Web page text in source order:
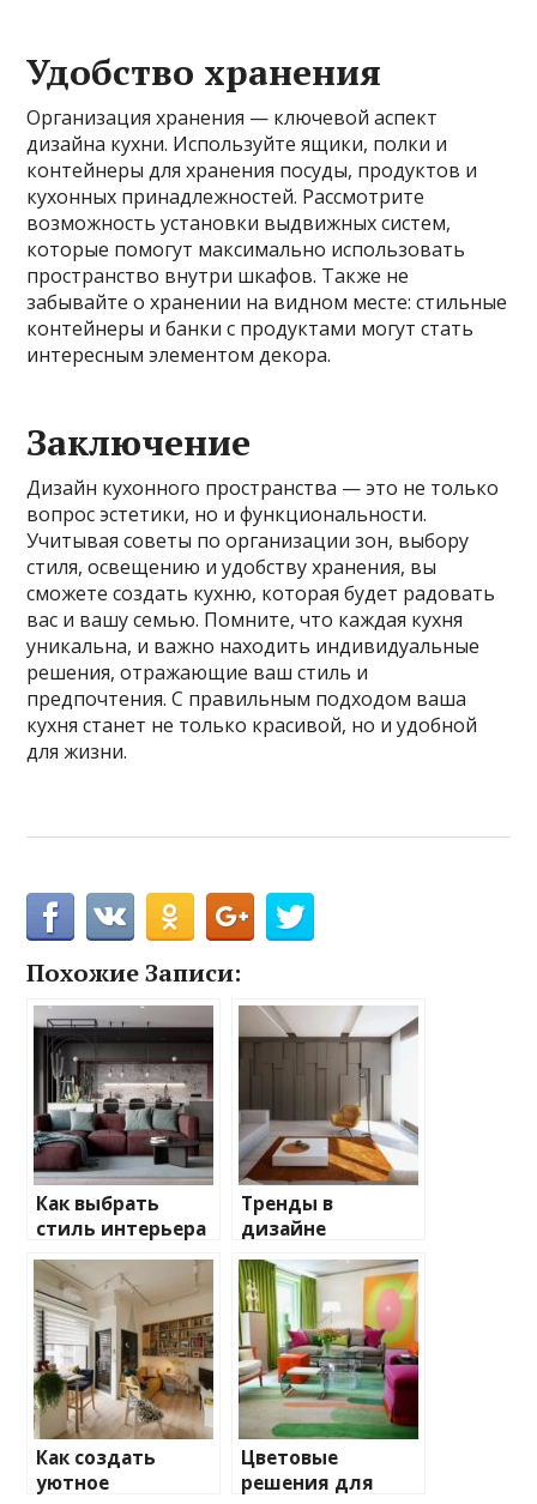
Удобство хранения
Организация хранения — ключевой аспект
дизайна кухни. Используйте ящики, полки и
контейнеры для хранения посуды, продуктов и
кухонных принадлежностей. Рассмотрите
возможность установки выдвижных систем,
которые помогут максимально использовать
пространство внутри шкафов. Также не
забывайте о хранении на видном месте: стильные
контейнеры и банки с продуктами могут стать
интересным элементом декора.
Заключение
Дизайн кухонного пространства — это не только
вопрос эстетики, но и функциональности.
Учитывая советы по организации зон, выбору
стиля, освещению и удобству хранения, вы
сможете создать кухню, которая будет радовать
вас и вашу семью. Помните, что каждая кухня
уникальна, и важно находить индивидуальные
решения, отражающие ваш стиль и
предпочтения. С правильным подходом ваша
кухня станет не только красивой, но и удобной
для жизни.
Похожие Записи:
Как выбрать
стиль интерьера
для вашего дома
Тренды в
дизайне
интерьеров на
текущий сезон
Как создать
уютное
Цветовые
решения для